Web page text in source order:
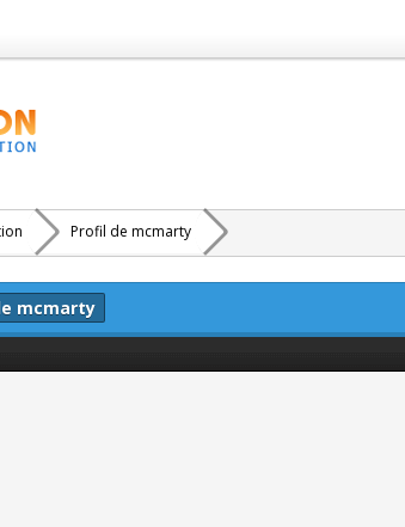
Profil de mcmarty
mcmarty